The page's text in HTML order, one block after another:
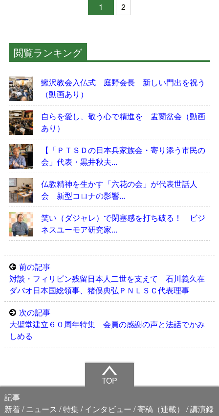
1
2
閲覧ランキング
鰍沢教会入仏式 庭野会長 新しい門出を祝う
（動画あり）
自らを愛し、敬う心で精進を 盂蘭盆会（動画
あり）
【「ＰＴＳＤの日本兵家族会・寄り添う市民の
会」代表・黒井秋夫...
仏教精神を生かす「六花の会」が代表世話人
会 新型コロナの影響...
笑い（ダジャレ）で閉塞感を打ち破る！ ビジ
ネスユーモア研究家...
前の記事
対談・フィリピン残留日本人二世を支えて 石川義久在
ダバオ日本国総領事、猪俣典弘ＰＮＬＳＣ代表理事
次の記事
大聖堂建立６０周年特集 会員の感謝の声と法話でかみ
しめる
TOP
記事
新着
ニュース 特集 インタビュー 寄稿（連載）
講演録